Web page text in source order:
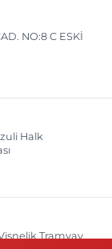
NO:8 C ESKİ
Halk
Tramvay